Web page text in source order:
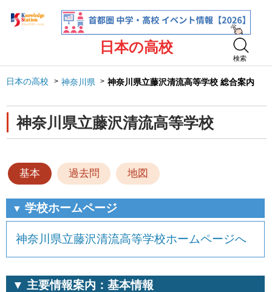
日本の高校
検索
日本の高校 神奈川県 神奈川県立藤沢清流高等学校 総合案内
神奈川県立藤沢清流高等学校
基本 過去問 地図
▼ 学校ホームページ
神奈川県立藤沢清流高等学校ホームページへ
▼ 主要情報案内：基本情報